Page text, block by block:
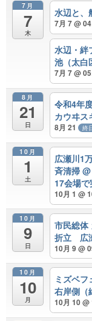
7月
7
木
水辺と
7月 7 @
水辺・
池（太白
7月 7 @
8月
21
日
令和4年
カウヰス
8月 21 終
10月
1
土
広瀬川1
斉清掃
17会場で
10月 1 @
10月
9
日
市民総体
折立 広
10月 9 @
10月
10
月
ミズベ
右岸側（
10月 10